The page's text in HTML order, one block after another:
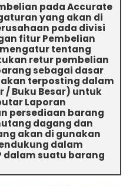
pada Accurate
yang akan di
pada divisi
fitur Pembelian
tentang
retur pembelian
sebagai dasar
terposting dalam
/ Buku Besar) untuk
Laporan
persediaan barang
dagang dan
akan di gunakan
dalam
dalam suatu barang